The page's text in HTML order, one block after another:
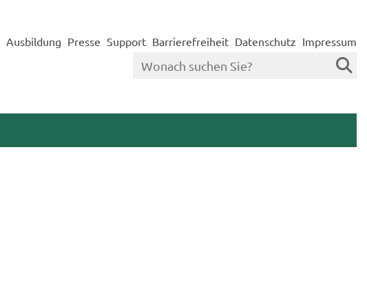
Ausbildung Presse Support Barrierefreiheit Datenschutz Impressum